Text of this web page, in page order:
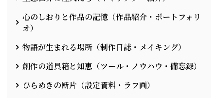
心のしおりと作品の記憶（作品紹介・ポートフォリ
オ）
物語が生まれる場所（制作日誌・メイキング）
創作の道具箱と知恵（ツール・ノウハウ・備忘録）
ひらめきの断片（設定資料・ラフ画）